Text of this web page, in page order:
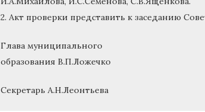
2. Акт проверки представить к заседанию
Глава муниципального
образования В.П.Ложечко
Секретарь А.Н.Леонтьева